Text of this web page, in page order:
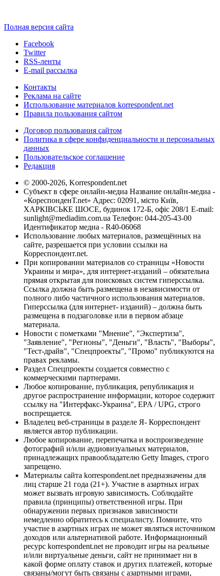
Полная версия сайта
Facebook
Twitter
RSS-ленты
E-mail рассылка
Контакты
Реклама на сайте
Использование материалов korrespondent.net
Правила пользования сайтом
Договор пользования сайтом
Политика в сфере конфиденциальности и персональных
данных
Пользовательское соглашение
Редакция
© 2000-2026, Korrespondent.net
Субъект в сфере онлайн-медиа Название онлайн-медиа -
«КореспонденТ.net» Адрес: 02091, місто Київ,
ХАРКІВСЬКЕ ШОСЕ, будинок 172-Б, офіс 208/1 E-mail:
sunlight@mediadim.com.ua Телефон: 044-205-43-00
Идентификатор медиа - R40-06068
Использование любых материалов, размещённых на
сайте, разрешается при условии ссылки на
Корреспондент.net.
При копировании материалов со страницы «Новости
Украины и мира», для интернет-изданий – обязательна
прямая открытая для поисковых систем гиперссылка.
Ссылка должна быть размещена в независимости от
полного либо частичного использования материалов.
Гиперссылка (для интернет- изданий) – должна быть
размещена в подзаголовке или в первом абзаце
материала.
Новости с пометками "Мнение", "Экспертиза",
"Заявление", "Регионы", "Деньги", "Власть", "Выборы",
"Тест-драйв", "Спецпроекты", "Промо" публикуются на
правах рекламы.
Раздел Спецпроекты создается совместно с
коммерческими партнерами.
Любое копирование, публикация, републикация и
другое распространение информации, которое содержит
ссылку на "Интерфакс-Украина", EPA / UPG, строго
воспрещается.
Владелец веб-страницы в разделе Я- Корреспондент
является автор публикации.
Любое копирование, перепечатка и воспроизведение
фотографий и/или аудиовизуальных материалов,
принадлежащих правообладателю Getty Images, строго
запрещено.
Материалы сайта korrespondent.net предназначены для
лиц старше 21 года (21+). Участие в азартных играх
может вызвать игровую зависимость. Соблюдайте
правила (принципы) ответственной игры. При
обнаружении первых признаков зависимости
немедленно обратитесь к специалисту. Помните, что
участие в азартных играх не может являться источником
доходов или альтернативой работе. Информационный
ресурс korrespondent.net не проводит игры на реальные
и/или виртуальные деньги, сайт не принимает ни в
какой форме оплату ставок и других платежей, которые
связаны/могут быть связаны с азартными играми,